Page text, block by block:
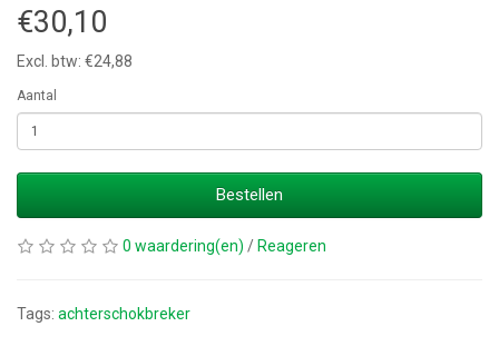
€30,10
Excl. btw: €24,88
Aantal
Bestellen
0 waardering(en) / Reageren
Tags: achterschokbreker